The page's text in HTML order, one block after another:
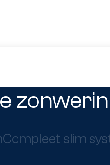
Compleet slim